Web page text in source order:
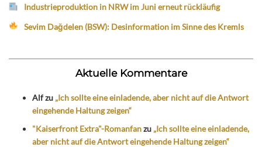
Industrieproduktion in NRW im Juni erneut rückläufig
Sevim Dağdelen (BSW): Desinformation im Sinne des Kremls
Aktuelle Kommentare
Alfzu „Ich sollte eine einladende, aber nicht auf die Antwort
eingehende Haltung zeigen“
"Kaiserfront Extra"-Romanfanzu „Ich sollte eine einladende,
aber nicht auf die Antwort eingehende Haltung zeigen“